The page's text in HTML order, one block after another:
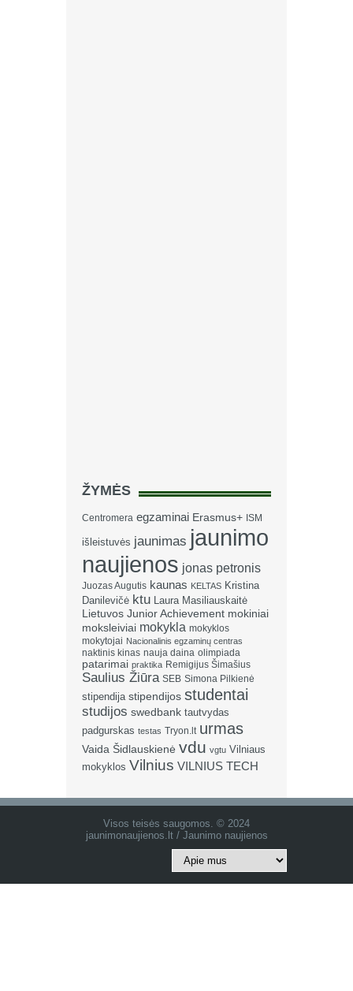
ŽYMĖS
Centromera egzaminai Erasmus+ ISM
išleistuvės jaunimas jaunimo
naujienos jonas petronis
Juozas Augutis kaunas KELTAS Kristina
Danilevičė ktu Laura Masiliauskaitė
Lietuvos Junior Achievement mokiniai
moksleiviai mokykla mokyklos
mokytojai Nacionalinis egzaminų centras
naktinis kinas nauja daina olimpiada
patarimai praktika Remigijus Šimašius
Saulius Žiūra SEB Simona Pilkienė
stipendija stipendijos studentai
studijos swedbank tautvydas
padgurskas testas Tryon.lt urmas
Vaida Šidlauskienė vdu vgtu Vilniaus
mokyklos Vilnius VILNIUS TECH
Visos teisės saugomos. © 2024
jaunimonaujienos.lt / Jaunimo naujienos